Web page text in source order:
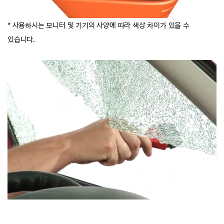
* 사용하시는 모니터 및 기기의 사양에 따라 색상 차이가 있을 수
있습니다.